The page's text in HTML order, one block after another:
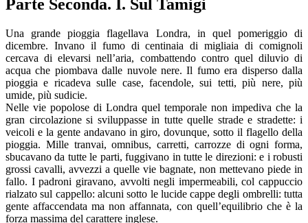
Parte Seconda. I. Sul Tamigi
Una grande pioggia flagellava Londra, in quel pomeriggio di
dicembre. Invano il fumo di centinaia di migliaia di comignoli
cercava di elevarsi nell’aria, combattendo contro quel diluvio di
acqua che piombava dalle nuvole nere. Il fumo era disperso dalla
pioggia e ricadeva sulle case, facendole, sui tetti, più nere, più
umide, più sudicie.
Nelle vie popolose di Londra quel temporale non impediva che la
gran circolazione si sviluppasse in tutte quelle strade e stradette: i
veicoli e la gente andavano in giro, dovunque, sotto il flagello della
pioggia. Mille tranvai, omnibus, carretti, carrozze di ogni forma,
sbucavano da tutte le parti, fuggivano in tutte le direzioni: e i robusti
grossi cavalli, avvezzi a quelle vie bagnate, non mettevano piede in
fallo. I padroni giravano, avvolti negli impermeabili, col cappuccio
rialzato sul cappello: alcuni sotto le lucide cappe degli ombrelli: tutta
gente affaccendata ma non affannata, con quell’equilibrio che è la
forza massima del carattere inglese.